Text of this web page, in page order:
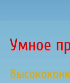
Умное